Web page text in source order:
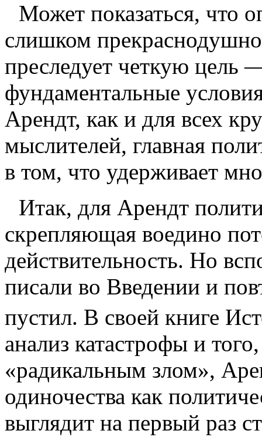
Может показаться, что
слишком
преследует четкую цель
фундаментальные
Арендт, как и для всех
мыслителей, главная
в том, что удержива­ет
Итак, для Арендт
скрепляющая во­едино
действительность. Но
писали во Введении и
пустил. В своей книге
анализ катастрофы и
«радикальным злом»,
одиночества как
выглядит на первый раз